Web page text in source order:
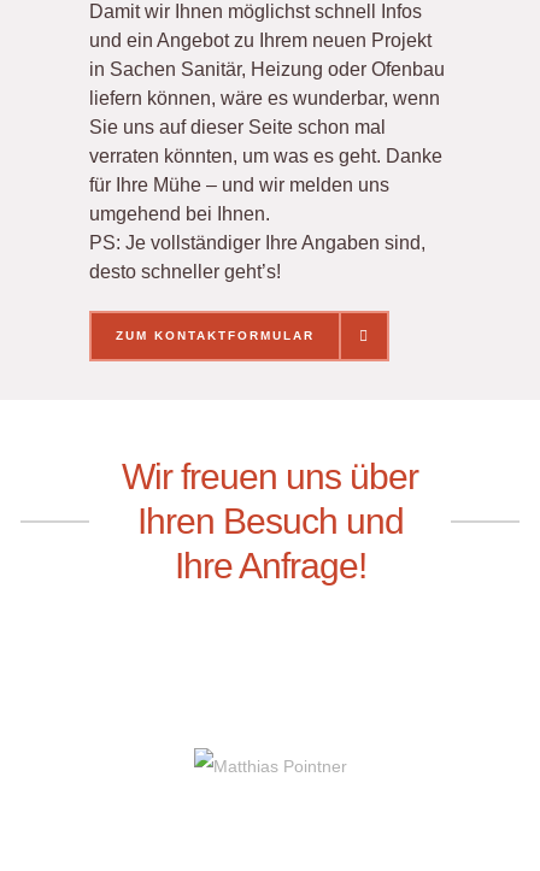
Damit wir Ihnen möglichst schnell Infos
und ein Angebot zu Ihrem neuen Projekt
in Sachen Sanitär, Heizung oder Ofenbau
liefern können, wäre es wunderbar, wenn
Sie uns auf dieser Seite schon mal
verraten könnten, um was es geht. Danke
für Ihre Mühe – und wir melden uns
umgehend bei Ihnen.
PS: Je vollständiger Ihre Angaben sind,
desto schneller geht’s!
ZUM KONTAKTFORMULAR
Wir freuen uns über
Ihren Besuch und
Ihre Anfrage!